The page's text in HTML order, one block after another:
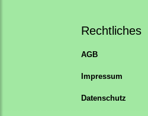
Rechtliches
AGB
Impressum
Datenschutz